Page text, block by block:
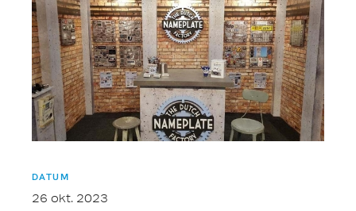
DATUM
26 okt. 2023